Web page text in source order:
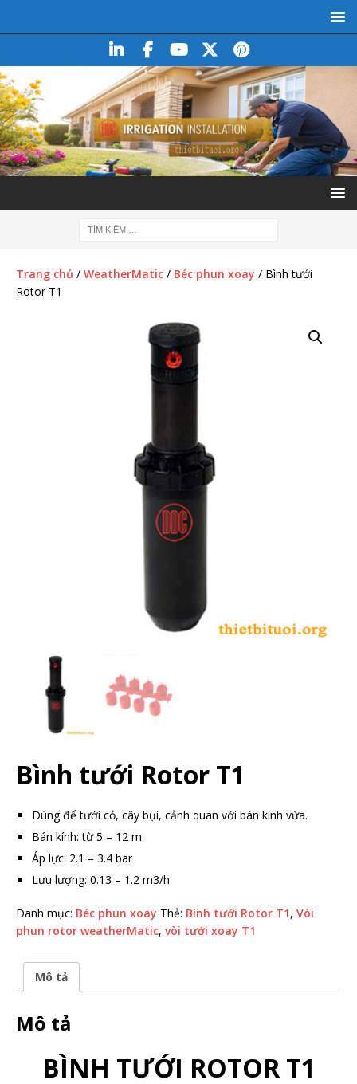
Trang chủ / WeatherMatic / Béc phun xoay / Bình tưới
Rotor T1
Bình tưới Rotor T1
Dùng để tưới cỏ, cây bụi, cảnh quan với bán kính vừa.
Bán kính: từ 5 – 12 m
Áp lực: 2.1 – 3.4 bar
Lưu lượng: 0.13 – 1.2 m3/h
Danh mục: Béc phun xoay Thẻ: Bình tưới Rotor T1, Vòi
phun rotor weatherMatic, vòi tưới xoay T1
Mô tả
Mô tả
BÌNH TƯỚI ROTOR T1